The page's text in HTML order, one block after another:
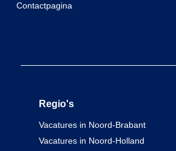
Contactpagina
Regio's
Vacatures in Noord-Brabant
Vacatures in Noord-Holland